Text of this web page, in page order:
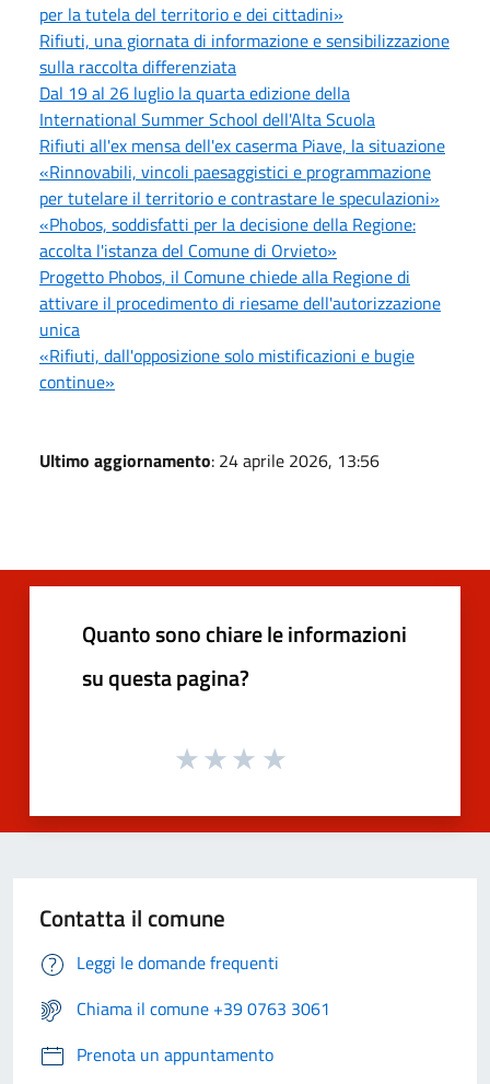
per la tutela del territorio e dei cittadini»
Rifiuti, una giornata di informazione e sensibilizzazione
sulla raccolta differenziata
Dal 19 al 26 luglio la quarta edizione della
International Summer School dell'Alta Scuola
Rifiuti all'ex mensa dell'ex caserma Piave, la situazione
«Rinnovabili, vincoli paesaggistici e programmazione
per tutelare il territorio e contrastare le speculazioni»
«Phobos, soddisfatti per la decisione della Regione:
accolta l'istanza del Comune di Orvieto»
Progetto Phobos, il Comune chiede alla Regione di
attivare il procedimento di riesame dell'autorizzazione
unica
«Rifiuti, dall'opposizione solo mistificazioni e bugie
continue»
Ultimo aggiornamento: 24 aprile 2026, 13:56
Quanto sono chiare le informazioni
su questa pagina?
Contatta il comune
Leggi le domande frequenti
Chiama il comune +39 0763 3061
Prenota un appuntamento